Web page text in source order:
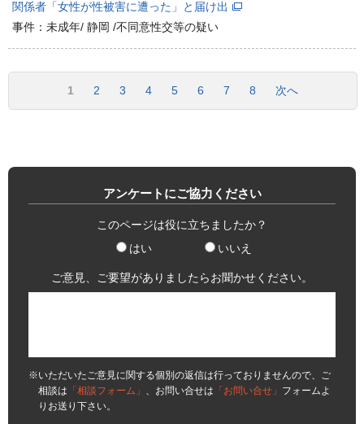
関係者「女性が性被害に遭った」と届け出
事件：未成年/ 静岡 /不同意性交等の疑い
1 2 3 4 5 6 7 8 次へ
アンケートにご協力ください
このページは役に立ちましたか？
はい
いいえ
ご意見、ご要望がありましたらお聞かせください。
※いただいたご意見に関する個別の返信は行っておりませんので、ご
相談は 「相談フォーム」 、お問い合せは 「お問い合せ」 フォームよ
りお送り下さい。